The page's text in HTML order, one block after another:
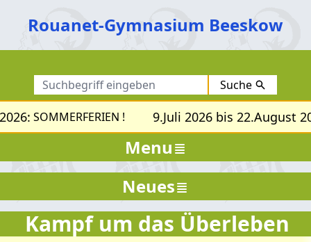
Rouanet-Gymnasium Beeskow
Suche
SOMMERFERIEN ! 9.Juli 2026 bis 22.August
Menu
Kampf um das Überleben
Neues